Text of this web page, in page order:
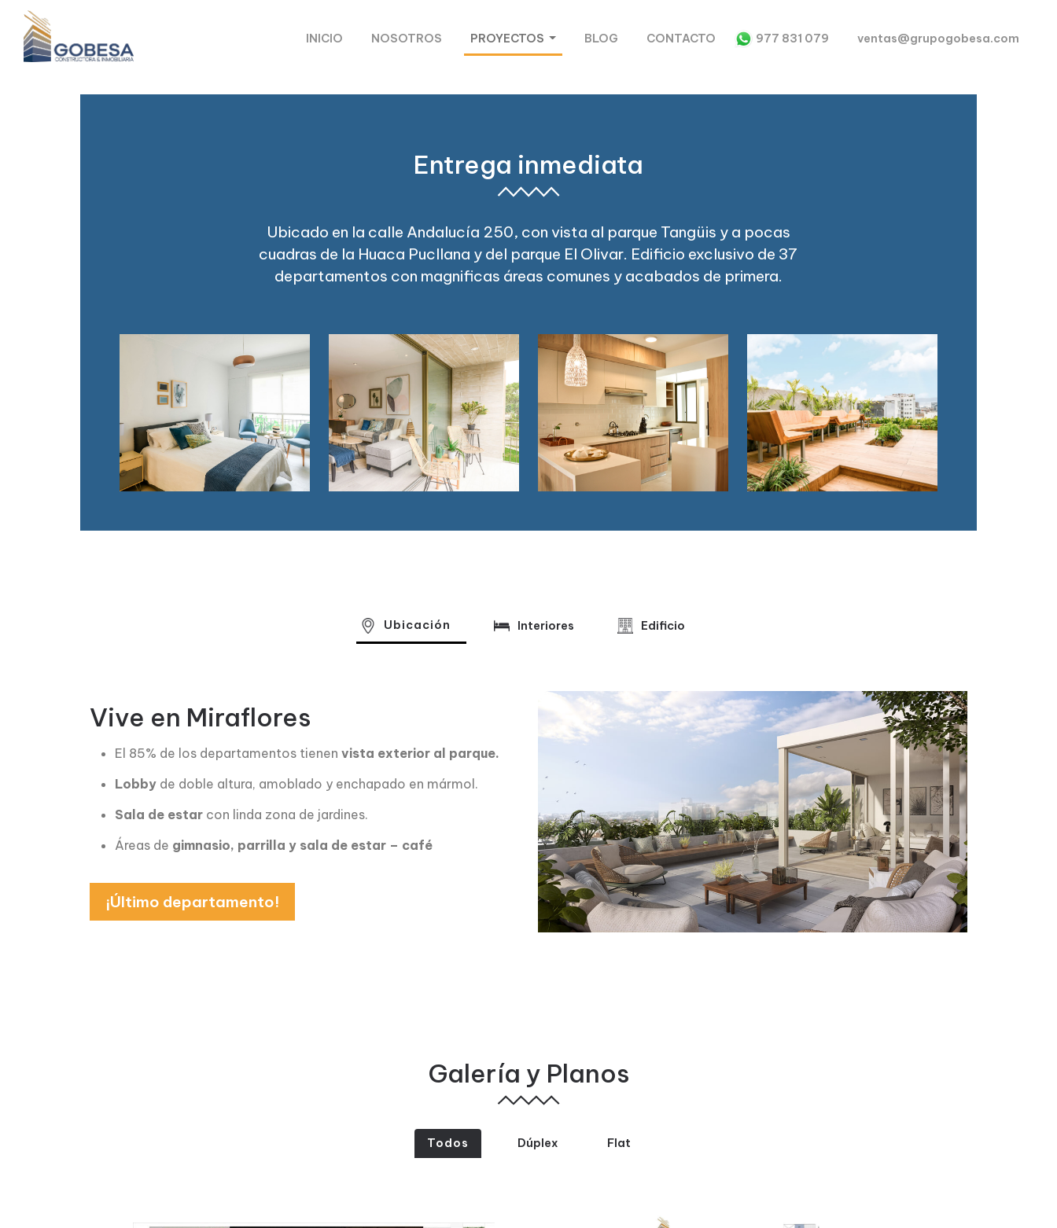
INICIO NOSOTROS PROYECTOS BLOG CONTACTO 977 831 079 ventas@grupogobesa.com
Entrega inmediata
Ubicado en la calle Andalucía 250, con vista al parque Tangüis y a pocas
cuadras de la Huaca Pucllana y del parque El Olivar. Edificio exclusivo de 37
departamentos con magnificas áreas comunes y acabados de primera.
Ubicación Interiores Edificio
Vive en Miraflores
El 85% de los departamentos tienen vista exterior al parque.
Lobby de doble altura, amoblado y enchapado en mármol.
Sala de estar con linda zona de jardines.
Áreas de gimnasio, parrilla y sala de estar – café
¡Último departamento!
Galería y Planos
Todos Dúplex Flat